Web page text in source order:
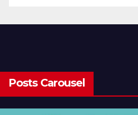
Posts Carousel